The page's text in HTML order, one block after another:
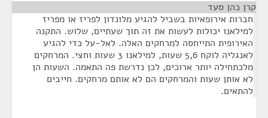
קרן כהן סעד
חברות אירופאיות בשביל להגיע מלונדון לפריז או מפריז
למילאנו יכולות לעשות את זה תוך שעתיים, שלוש. התקנה
האירופית התייחסה למרחקים האלה. לאל-על כדי להגיע
לאנגליה לוקח 5,6 שעות, למילאנו 3 שעות וחצי. המרחקים
מלכתחילה יותר ארוכים, לכן נדרשת פה התאמה. השעות הן
לא אותן שעות והמרחקים הם לא אותם מרחקים. חייבים
להתאים.